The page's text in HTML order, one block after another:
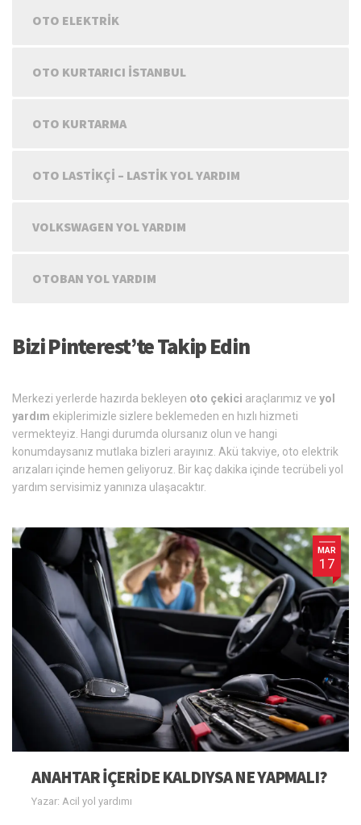
OTO ELEKTRIK
OTO KURTARICI İSTANBUL
OTO KURTARMA
OTO LASTIKÇI – LASTIK YOL YARDIM
VOLKSWAGEN YOL YARDIM
OTOBAN YOL YARDIM
Bizi Pinterest’te Takip Edin
Merkezi yerlerde hazırda bekleyen oto çekici araçlarımız ve yol
yardım ekiplerimizle sizlere beklemeden en hızlı hizmeti
vermekteyiz. Hangi durumda olursanız olun ve hangi
konumdaysanız mutlaka bizleri arayınız. Akü takviye, oto elektrik
arızaları içinde hemen geliyoruz. Bir kaç dakika içinde tecrübeli yol
yardım servisimiz yanınıza ulaşacaktır.
MAR
17
ANAHTAR IÇERIDE KALDIYSA NE YAPMALI?
Yazar: Acil yol yardımı